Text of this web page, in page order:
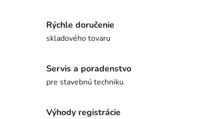
Rýchle doručenie
skladového tovaru
Servis a poradenstvo
pre stavebnú techniku
Výhody registrácie